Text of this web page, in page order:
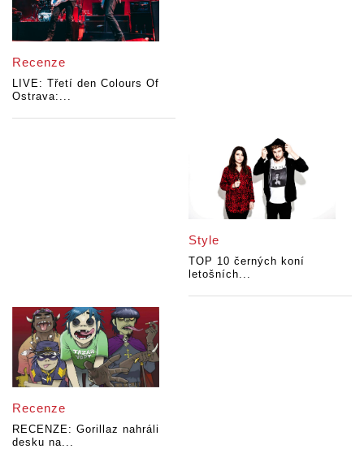
Recenze
LIVE: Třetí den Colours Of
Ostrava:...
Style
TOP 10 černých koní
letošních...
Recenze
RECENZE: Gorillaz nahráli
desku na...